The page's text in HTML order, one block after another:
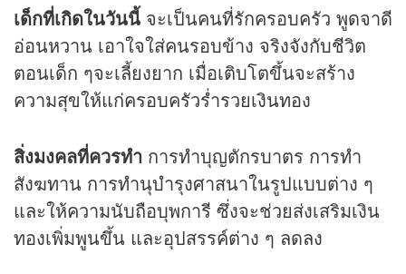
เด็กที่เกิดในวันนี้ จะเป็นคนที่รักครอบครัว พูดจาดี
อ่อนหวาน เอาใจใส่คนรอบข้าง จริงจังกับชีวิต
ตอนเด็ก ๆจะเลี้ยงยาก เมื่อเติบโตขึ้นจะสร้าง
ความสุขให้แก่ครอบครัวร่ำรวยเงินทอง
สิ่งมงคลที่ควรทำ การทำบุญตักรบาตร การทำ
สังฆทาน การทำนุบำรุงศาสนาในรูปแบบต่าง ๆ
และให้ความนับถือบุพการี ซึ่งจะช่วยส่งเสริมเงิน
ทองเพิ่มพูนขึ้น และอุปสรรค์ต่าง ๆ ลดลง